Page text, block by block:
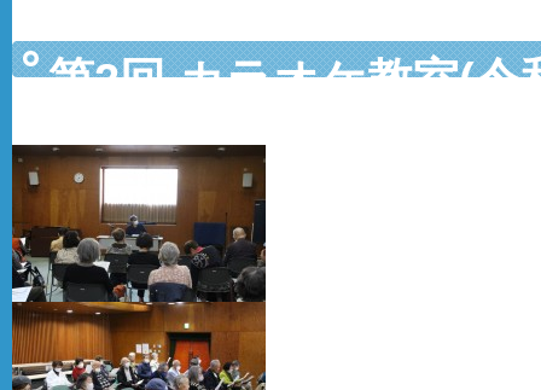
第2回 カラオケ教室(令